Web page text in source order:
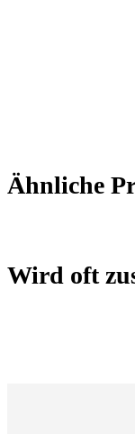
Ähnliche
Wird oft